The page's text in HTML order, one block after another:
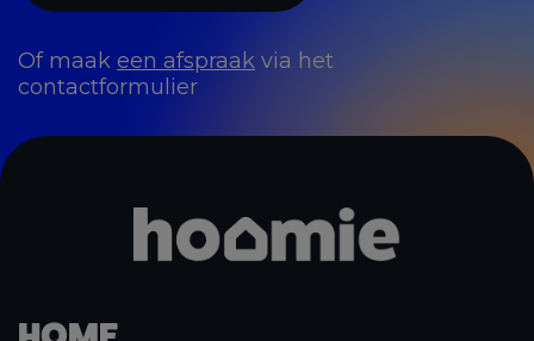
Of maak een afspraak via het
contactformulier